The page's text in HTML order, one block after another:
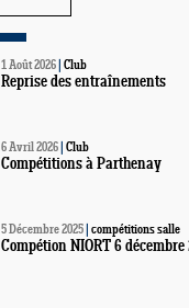
1 Août 2026 Club
Reprise des entraînements
6 Avril 2026 Club
Compétitions à Parthenay
5 Décembre 2025 compétitions salle
Compétion NIORT 6 décembre